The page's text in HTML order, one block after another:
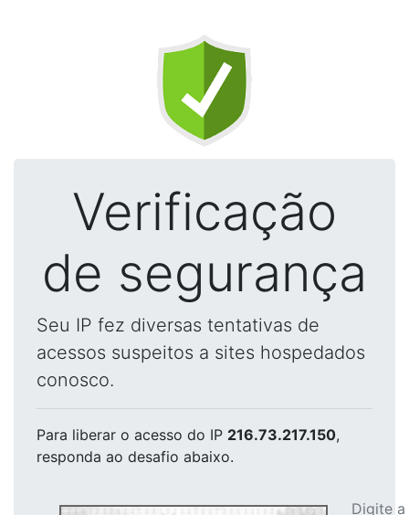
Verificação
de segurança
Seu IP fez diversas tentativas de
acessos suspeitos a sites hospedados
conosco.
Para liberar o acesso do IP 216.73.217.150,
responda ao desafio abaixo.
Digite